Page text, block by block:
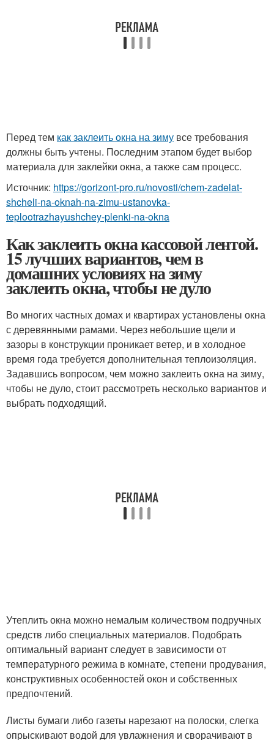
Перед тем как заклеить окна на зиму все требования
должны быть учтены. Последним этапом будет выбор
материала для заклейки окна, а также сам процесс.
Источник: https://gorizont-pro.ru/novosti/chem-zadelat-
shcheli-na-oknah-na-zimu-ustanovka-
teplootrazhayushchey-plenki-na-okna
Как заклеить окна кассовой лентой.
15 лучших вариантов, чем в
домашних условиях на зиму
заклеить окна, чтобы не дуло
Во многих частных домах и квартирах установлены окна
с деревянными рамами. Через небольшие щели и
зазоры в конструкции проникает ветер, и в холодное
время года требуется дополнительная теплоизоляция.
Задавшись вопросом, чем можно заклеить окна на зиму,
чтобы не дуло, стоит рассмотреть несколько вариантов и
выбрать подходящий.
Утеплить окна можно немалым количеством подручных
средств либо специальных материалов. Подобрать
оптимальный вариант следует в зависимости от
температурного режима в комнате, степени продувания,
конструктивных особенностей окон и собственных
предпочтений.
Листы бумаги либо газеты нарезают на полоски, слегка
опрыскивают водой для увлажнения и сворачивают в